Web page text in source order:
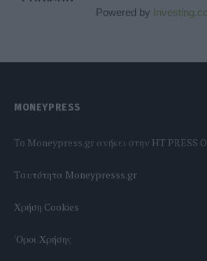
Powered by
MONEYPRESS
To Moneypress.gr ανήκει στην HT PRESS
Tαυτότητα Moneypresss.gr
Χρήση Cookies
'Οροι Χρήσης